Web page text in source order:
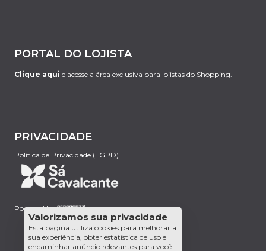
PORTAL DO LOJISTA
Clique aqui e acesse a área exclusiva para lojistas do Shopping.
PRIVACIDADE
Política de Privacidade (LGPD)
Powered by:
Valorizamos sua privacidade
Esta página utiliza cookies para melhorar a
sua experiência, obter estatística de uso e
encaminhar anúncio relevantes para você.